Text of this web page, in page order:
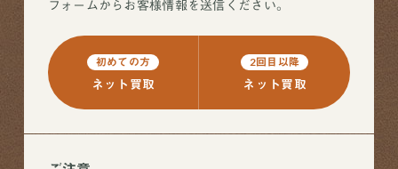
フォームからお客様情報を送信ください。
初めての方
ネット買取
2回目以降
ネット買取